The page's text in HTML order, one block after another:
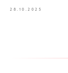
28.10.2025